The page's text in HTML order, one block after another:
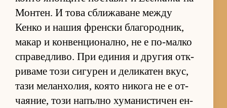
Мон­тен. И това сбли­жа­ване между
Кенко и на­шия френ­ски бла­го­род­ник,
ма­кар и кон­вен­ци­о­нал­но, не е по-малко
спра­вед­ли­во. При еди­ния и дру­гия от­к­
ри­ваме този си­гу­рен и де­ли­ка­тен вкус,
тази ме­лан­хо­лия, ко­ято ни­кога не е от­
ча­я­ние, този на­пълно ху­ма­нис­ти­чен ен­